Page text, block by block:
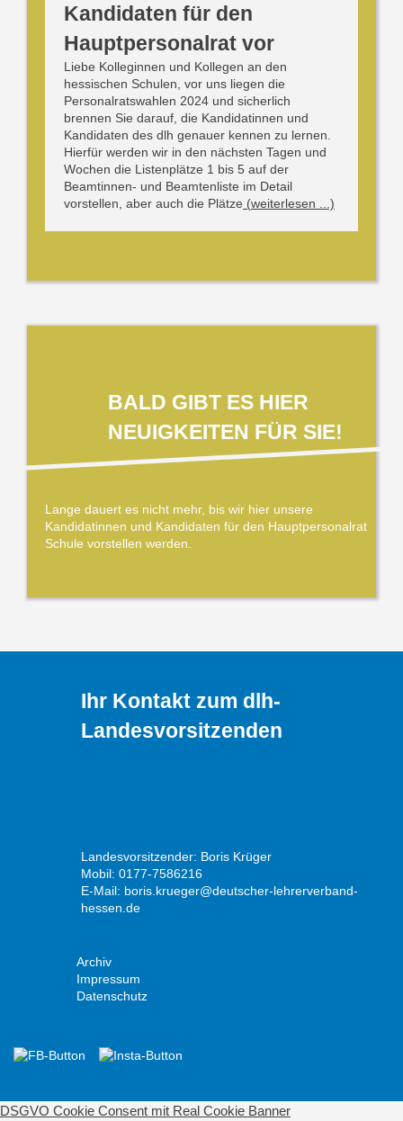
Kandidaten für den
Hauptpersonalrat vor
Liebe Kolleginnen und Kollegen an den
hessischen Schulen, vor uns liegen die
Personalratswahlen 2024 und sicherlich
brennen Sie darauf, die Kandidatinnen und
Kandidaten des dlh genauer kennen zu lernen.
Hierfür werden wir in den nächsten Tagen und
Wochen die Listenplätze 1 bis 5 auf der
Beamtinnen- und Beamtenliste im Detail
vorstellen, aber auch die Plätze (weiterlesen ...)
BALD GIBT ES HIER
NEUIGKEITEN FÜR SIE!
Lange dauert es nicht mehr, bis wir hier unsere
Kandidatinnen und Kandidaten für den Hauptpersonalrat
Schule vorstellen werden.
Ihr Kontakt zum dlh-
Landesvorsitzenden
Landesvorsitzender: Boris Krüger
Mobil: 0177-7586216
E-Mail: boris.krueger@deutscher-lehrerverband-
hessen.de
Archiv
Impressum
Datenschutz
DSGVO Cookie Consent mit Real Cookie Banner